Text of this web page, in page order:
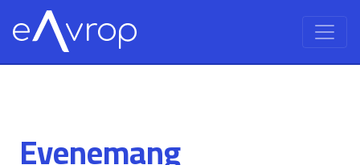
Evenemang